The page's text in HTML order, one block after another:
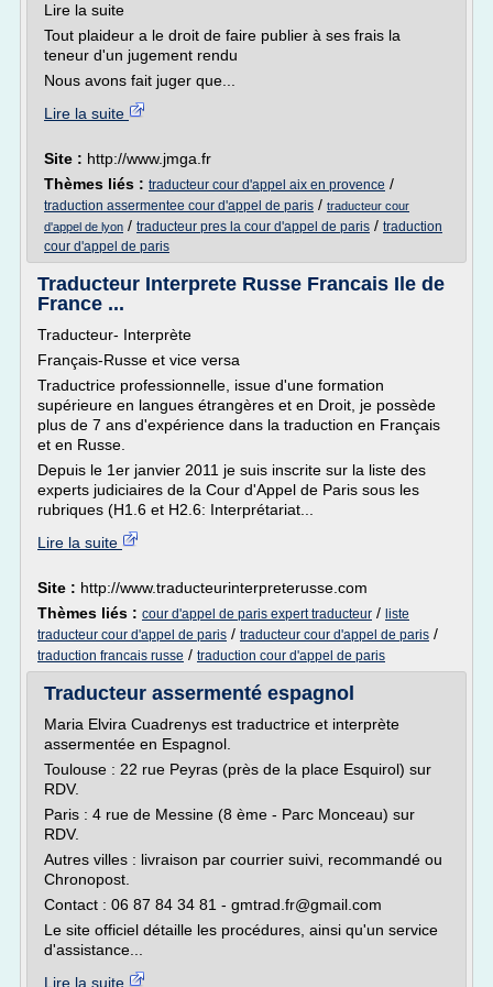
Lire la suite
Tout plaideur a le droit de faire publier à ses frais la
teneur d'un jugement rendu
Nous avons fait juger que...
Lire la suite
Site : http://www.jmga.fr
Thèmes liés : traducteur cour d'appel aix en provence /
traduction assermentee cour d'appel de paris / traducteur cour
d'appel de lyon / traducteur pres la cour d'appel de paris / traduction
cour d'appel de paris
Traducteur Interprete Russe Francais Ile de
France ...
Traducteur- Interprète
Français-Russe et vice versa
Traductrice professionnelle, issue d'une formation
supérieure en langues étrangères et en Droit, je possède
plus de 7 ans d'expérience dans la traduction en Français
et en Russe.
Depuis le 1er janvier 2011 je suis inscrite sur la liste des
experts judiciaires de la Cour d'Appel de Paris sous les
rubriques (H1.6 et H2.6: Interprétariat...
Lire la suite
Site : http://www.traducteurinterpreterusse.com
Thèmes liés : cour d'appel de paris expert traducteur / liste
traducteur cour d'appel de paris / traducteur cour d'appel de paris /
traduction francais russe / traduction cour d'appel de paris
Traducteur assermenté espagnol
Maria Elvira Cuadrenys est traductrice et interprète
assermentée en Espagnol.
Toulouse : 22 rue Peyras (près de la place Esquirol) sur
RDV.
Paris : 4 rue de Messine (8 ème - Parc Monceau) sur
RDV.
Autres villes : livraison par courrier suivi, recommandé ou
Chronopost.
Contact : 06 87 84 34 81 - gmtrad.fr@gmail.com
Le site officiel détaille les procédures, ainsi qu'un service
d'assistance...
Lire la suite